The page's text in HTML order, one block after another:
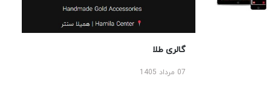
گالری طلا
07 مرداد 1405